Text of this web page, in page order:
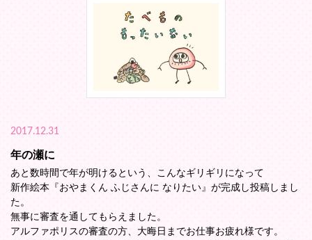
2017.12.31
年の瀬に
あと数時間で年が明けるという、こんなギリギリになって
新作絵本『おやまくん ふじさんに なりたい』が完成し投稿しまし
た。
無事に審査を通してもらえました。
アルファポリスの審査の方、大晦日までお仕事お疲れ様です。